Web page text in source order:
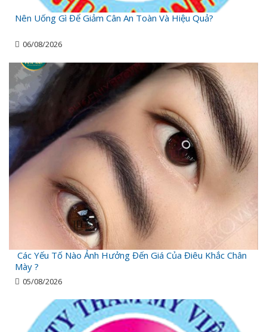
Nên Uống Gì Để Giảm Cân An Toàn Và Hiệu Quả?
06/08/2026
Các Yếu Tố Nào Ảnh Hưởng Đến Giá Của Điêu Khắc Chân
Mày ?
05/08/2026